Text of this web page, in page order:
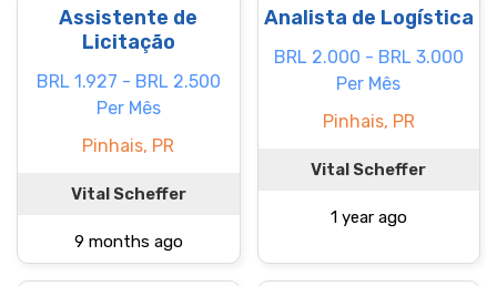
Assistente de
Licitação
BRL 1.927 - BRL 2.500
Per Mês
Pinhais, PR
Vital Scheffer
9 months ago
Analista de Logística
BRL 2.000 - BRL 3.000
Per Mês
Pinhais, PR
Vital Scheffer
1 year ago